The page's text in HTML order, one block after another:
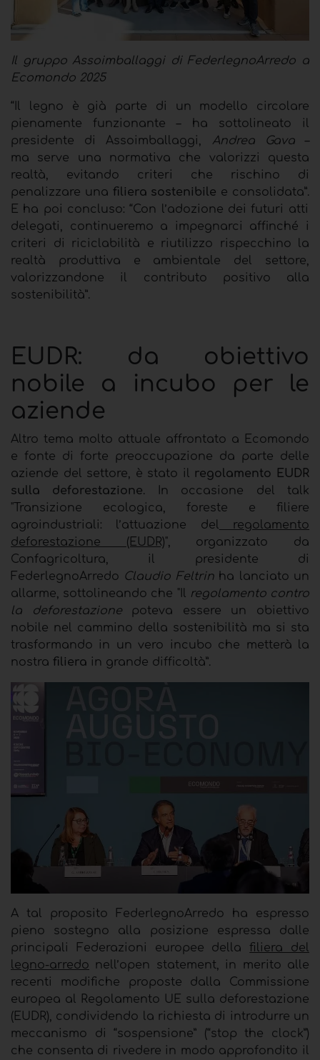
Il gruppo Assoimballaggi di FederlegnoArredo a
Ecomondo 2025
“Il legno è già parte di un modello circolare
pienamente funzionante – ha sottolineato il
presidente di Assoimballaggi, Andrea Gava–
ma serve una normativa che valorizzi questa
realtà, evitando criteri che rischino di
penalizzare una filiera sostenibile e consolidata”.
E ha poi concluso:“Con l’adozione dei futuri atti
delegati, continueremo a impegnarci affinché i
criteri di riciclabilità e riutilizzo rispecchino la
realtà produttiva e ambientale del settore,
valorizzandone il contributo positivo alla
sostenibilità”.
EUDR: da obiettivo
nobile a incubo per le
aziende
Altro tema molto attuale affrontato a Ecomondo
e fonte di forte preoccupazione da parte delle
aziende del settore, è stato il regolamento EUDR
sulla deforestazione. In occasione del talk
"Transizione ecologica, foreste e filiere
agroindustriali: l’attuazione del
regolamento
deforestazione (EUDR)", organizzato da
Confagricoltura, il presidente di
FederlegnoArredo Claudio Feltrinha lanciato un
allarme, sottolineando che "Il regolamento contro
la deforestazionepoteva essere un obiettivo
nobile nel cammino della sostenibilità ma si sta
trasformando in un vero incubo che metterà la
nostra filiera in grande difficoltà”.
A tal proposito FederlegnoArredo ha espresso
pieno sostegno alla posizione espressa dalle
principali Federazioni europee della filiera del
legno-arredo nell’open statement, in merito alle
recenti modifiche proposte dalla Commissione
europea al Regolamento UE sulla deforestazione
(EUDR), condividendo la richiesta di introdurre un
meccanismo di “sospensione” (“stop the clock”)
che consenta di rivedere in modo approfondito il